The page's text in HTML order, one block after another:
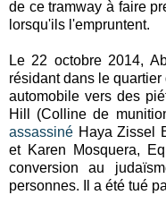
de ce tramway à faire
lorsqu'ils l'empruntent.
Le 22 octobre 2014,
résidant dans le
automobile vers des
Hill (Colline de
assassiné Haya Zissel
et Karen Mosquera,
conversion au
personnes. Il a été tué